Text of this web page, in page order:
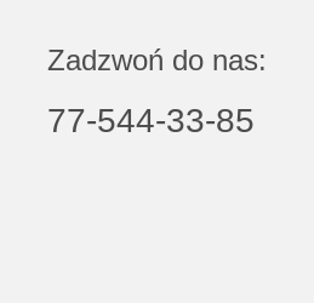
Zadzwoń do nas:
77-544-33-85